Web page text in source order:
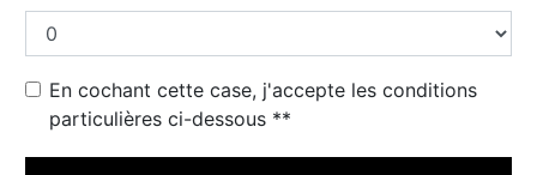
En cochant cette case, j'accepte les conditions
particulières ci-dessous **